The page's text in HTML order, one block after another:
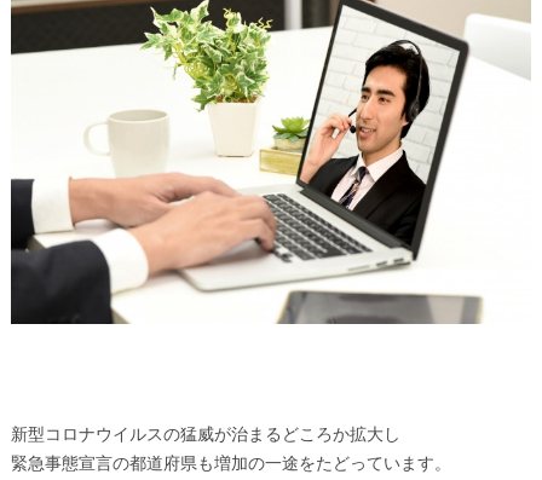
新型コロナウイルスの猛威が治まるどころか拡大し
緊急事態宣言の都道府県も増加の一途をたどっています。